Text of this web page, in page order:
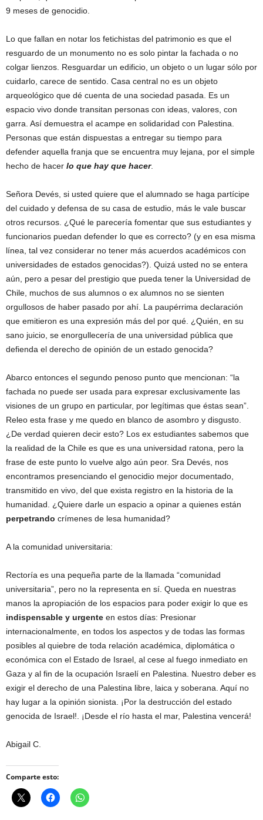
9 meses de genocidio.
Lo que fallan en notar los fetichistas del patrimonio es que el
resguardo de un monumento no es solo pintar la fachada o no
colgar lienzos. Resguardar un edificio, un objeto o un lugar sólo por
cuidarlo, carece de sentido. Casa central no es un objeto
arqueológico que dé cuenta de una sociedad pasada. Es un
espacio vivo donde transitan personas con ideas, valores, con
garra. Así demuestra el acampe en solidaridad con Palestina.
Personas que están dispuestas a entregar su tiempo para
defender aquella franja que se encuentra muy lejana, por el simple
hecho de hacer lo que hay que hacer.
Señora Devés, si usted quiere que el alumnado se haga partícipe
del cuidado y defensa de su casa de estudio, más le vale buscar
otros recursos. ¿Qué le parecería fomentar que sus estudiantes y
funcionarios puedan defender lo que es correcto? (y en esa misma
línea, tal vez considerar no tener más acuerdos académicos con
universidades de estados genocidas?). Quizá usted no se entera
aún, pero a pesar del prestigio que pueda tener la Universidad de
Chile, muchos de sus alumnos o ex alumnos no se sienten
orgullosos de haber pasado por ahí. La paupérrima declaración
que emitieron es una expresión más del por qué. ¿Quién, en su
sano juicio, se enorgullecería de una universidad pública que
defienda el derecho de opinión de un estado genocida?
Abarco entonces el segundo penoso punto que mencionan: “la
fachada no puede ser usada para expresar exclusivamente las
visiones de un grupo en particular, por legítimas que éstas sean”.
Releo esta frase y me quedo en blanco de asombro y disgusto.
¿De verdad quieren decir esto? Los ex estudiantes sabemos que
la realidad de la Chile es que es una universidad ratona, pero la
frase de este punto lo vuelve algo aún peor. Sra Devés, nos
encontramos presenciando el genocidio mejor documentado,
transmitido en vivo, del que exista registro en la historia de la
humanidad. ¿Quiere darle un espacio a opinar a quienes están
perpetrando crímenes de lesa humanidad?
A la comunidad universitaria:
Rectoría es una pequeña parte de la llamada “comunidad
universitaria”, pero no la representa en sí. Queda en nuestras
manos la apropiación de los espacios para poder exigir lo que es
indispensable y urgente en estos días: Presionar
internacionalmente, en todos los aspectos y de todas las formas
posibles al quiebre de toda relación académica, diplomática o
económica con el Estado de Israel, al cese al fuego inmediato en
Gaza y al fin de la ocupación Israelí en Palestina. Nuestro deber es
exigir el derecho de una Palestina libre, laica y soberana. Aquí no
hay lugar a la opinión sionista. ¡Por la destrucción del estado
genocida de Israel!. ¡Desde el río hasta el mar, Palestina vencerá!
Abigail C.
Comparte esto: